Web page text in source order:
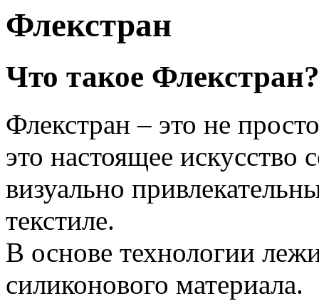
Флекстран
Что такое Флекстран?
Флекстран – это не
это настоящее искусство
визуально
текстиле.
В основе технологии
силиконового материала.